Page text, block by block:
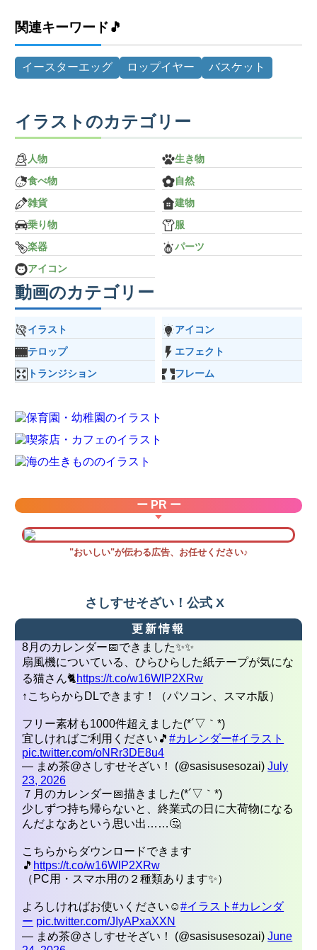
関連キーワード🎵
イースターエッグ ロップイヤー バスケット
イラストのカテゴリー
人物
生き物
食べ物
自然
雑貨
建物
乗り物
服
楽器
パーツ
アイコン
動画のカテゴリー
イラスト
アイコン
テロップ
エフェクト
トランジション
フレーム
ー PR ー
"おいしい"が伝わる広告、お任せください♪
さしすせそざい！公式 X
更新情報
8月のカレンダー📅できました✨✨
扇風機についている、ひらひらした紙テープが気にな
る猫さん🐈https://t.co/w16WlP2XRw
↑こちらからDLできます！（パソコン、スマホ版）
フリー素材も1000件超えました(*´▽｀*)
宜しければご利用ください🎵#カレンダー#イラスト
pic.twitter.com/oNRr3DE8u4
— まめ茶@さしすせそざい！ (@sasisusesozai)July
23, 2026
７月のカレンダー📅描きました(*´▽｀*)
少しずつ持ち帰らないと、終業式の日に大荷物になる
んだよなあという思い出……🤔
こちらからダウンロードできます
🎵 https://t.co/w16WlP2XRw
（PC用・スマホ用の２種類あります✨）
よろしければお使いください☺#イラスト#カレンダ
ーㅤㅤㅤ pic.twitter.com/JIyAPxaXXN
— まめ茶@さしすせそざい！ (@sasisusesozai)June